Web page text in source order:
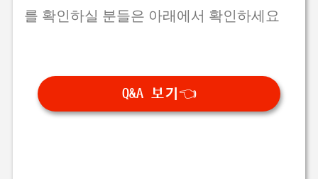
를 확인하실 분들은 아래에서 확인하세요
Q&A 보기👈